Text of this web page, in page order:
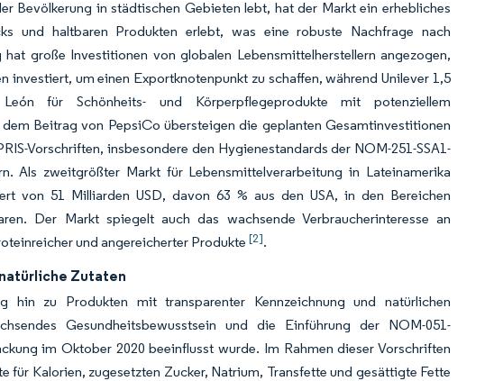
Bevölkerung in städtischen Gebieten lebt, hat der Markt ein erhebliches
und haltbaren Produkten erlebt, was eine robuste Nachfrage nach
große Investitionen von globalen Lebensmittelherstellern angezogen,
um einen Exportknotenpunkt zu schaffen, während Unilever 1,5
für Schönheits- und Körperpflegeprodukte mit potenziellem
Beitrag von PepsiCo übersteigen die geplanten Gesamtinvestitionen
Vorschriften, insbesondere den Hygienestandards der NOM-251-SSA1-
Als zweitgrößter Markt für Lebensmittelverarbeitung in Lateinamerika
von 51 Milliarden USD, davon 63 % aus den USA, in den Bereichen
Der Markt spiegelt auch das wachsende Verbraucherinteresse an
und angereicherter Produkte[2].
Zutaten
hin zu Produkten mit transparenter Kennzeichnung und natürlichen
Gesundheitsbewusstsein und die Einführung der NOM-051-
im Oktober 2020 beeinflusst wurde. Im Rahmen dieser Vorschriften
für Kalorien, zugesetzten Zucker, Natrium, Transfette und gesättigte Fette